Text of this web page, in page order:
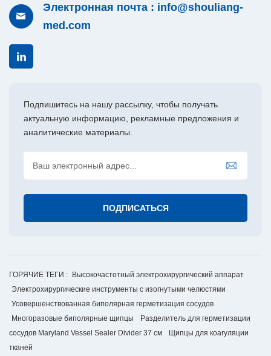
Электронная почта : info@shouliang-
med.com
Подпишитесь на нашу рассылку, чтобы получать
актуальную информацию, рекламные предложения и
аналитические материалы.
ГОРЯЧИЕ ТЕГИ : Высокочастотный электрохирургический аппарат
Электрохирургические инструменты с изогнутыми челюстями
Усовершенствованная биполярная герметизация сосудов
Многоразовые биполярные щипцы
Разделитель для герметизации
сосудов Maryland Vessel Sealer Divider 37 см
Щипцы для коагуляции
тканей